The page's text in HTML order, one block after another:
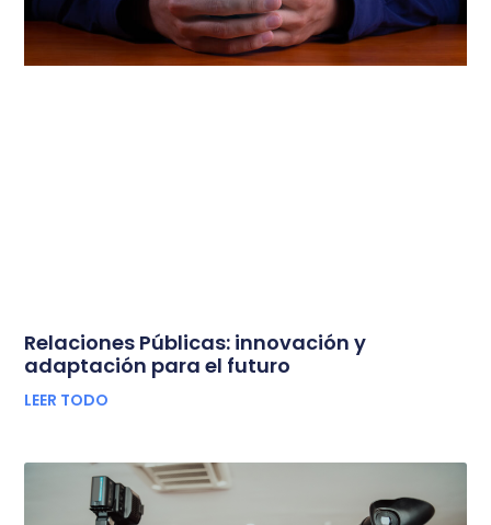
Relaciones Públicas: innovación y
adaptación para el futuro
LEER TODO